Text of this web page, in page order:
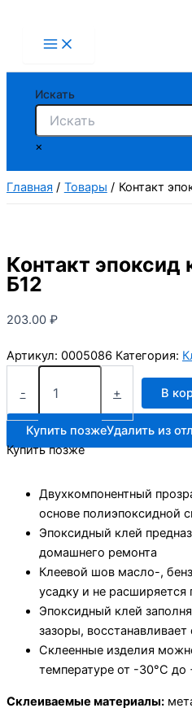
Искать
×
Главная Товары Контакт
Контакт эпоксид
Б12
203.00 ₽
Артикул: 0005086 Категория:
-
Количество
эпоксид
клей
прозр
+ В
Купить позжеУдалить из
Купить позже
Двухкомпонентный
основе полиэпоксидной
Эпоксидный клей
домашнего ремонта
Клеевой шов масло-,
усадку и не
Эпоксидный клей
зазоры,
Склеенные изделия
температуре от -30°С до
Склеиваемые материалы: